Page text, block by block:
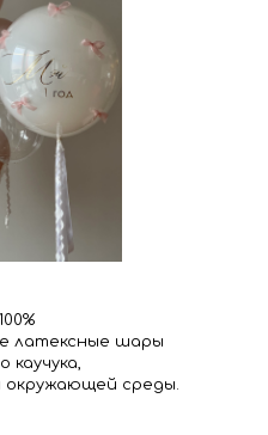
латексные шары
каучука,
окружающей среды.